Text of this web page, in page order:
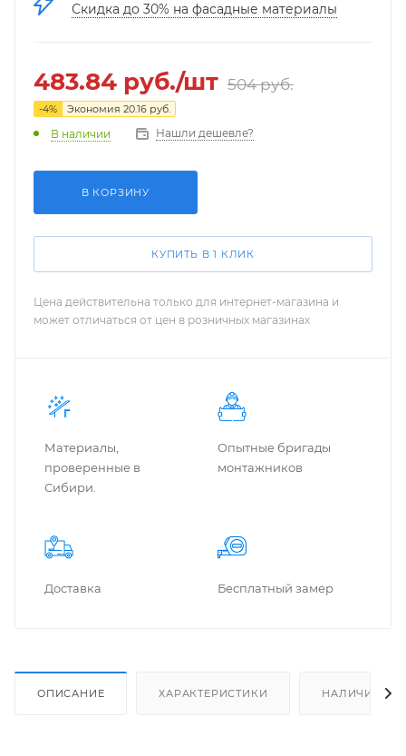
Скидка до 30% на фасадные материалы
483.84 руб./шт 504руб.
-4% Экономия 20.16 руб.
В наличии Нашли дешевле?
В КОРЗИНУ
КУПИТЬ В 1 КЛИК
Цена действительна только для интернет-магазина и
может отличаться от цен в розничных магазинах
Материалы,
проверенные в
Сибири.
Опытные бригады
монтажников
Доставка Бес­плат­ный замер
ОПИСАНИЕ ХАРАКТЕРИСТИКИ НАЛИЧИЕ